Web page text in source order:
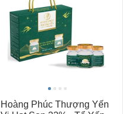
Hoàng Phúc Thượng Yến